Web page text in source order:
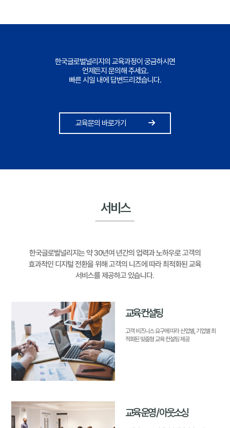
한국글로벌널리지의 교육과정이 궁금하시면
언제든지 문의해 주세요.
빠른 시일 내에 답변드리겠습니다.
교육문의 바로가기
서비스
한국글로벌널리지는 약 30년여 년간의 업력과 노하우로 고객의
효과적인 디지털 전환을 위해 고객의 니즈에 따라 최적화된 교육
서비스를 제공하고 있습니다.
교육 컨설팅
고객 비즈니스 요구에 따라 산업별, 기업별최
적화된 맞춤형 교육 컨설팅 제공
교육 운영 / 아웃소싱